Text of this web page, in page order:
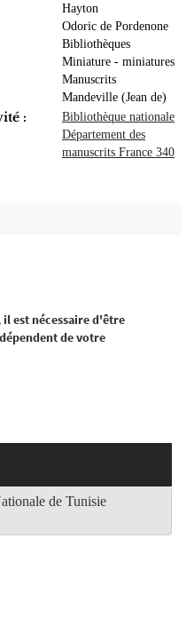
Hayton
Odoric de Pordenone
Bibliothèques
Miniature - miniatures
Manuscrits
Mandeville (Jean de)
:
Bibliothèque nationale
Département des
manuscrits France 340
est nécessaire d'être
de votre
de Tunisie